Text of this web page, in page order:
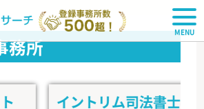
司法書士JOBサーチ
務所
イントリム司法書士事務所